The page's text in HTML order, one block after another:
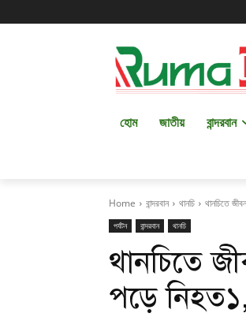
হোম জাতীয় বান্দরবান
Home বান্দরবান থানচি থানচিতে
পর্যটন বান্দরবান থানচি
থানচিতে
পড়ে